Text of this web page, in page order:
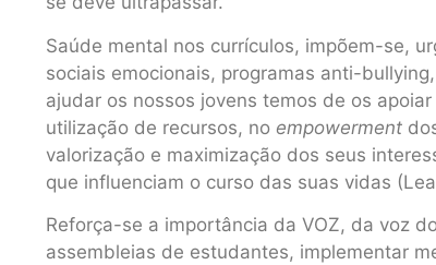
Saúde mental nos currículos, impõem-se,
sociais emocionais, programas anti-
ajudar os nossos jovens temos de os
utilização de recursos, no empowerment
valorização e maximização dos seus
que influenciam o curso das suas vidas
Reforça-se a importância da VOZ, da voz
assembleias de estudantes, implementar